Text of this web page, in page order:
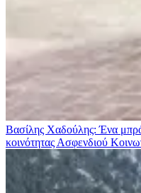
Βασίλης Χαδούλης: Ένα
κοινότητας Ασφενδιού